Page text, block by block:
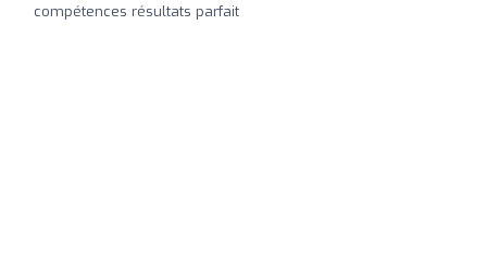
compétences résultats parfait